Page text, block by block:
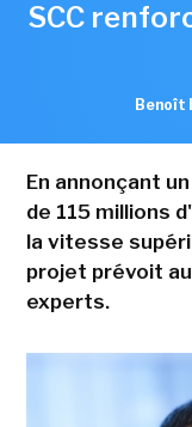
SCC
Benoît
En annonçant
de 115 millions
la vitesse
projet prévoit
experts.